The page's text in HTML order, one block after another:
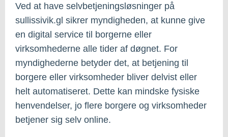
Ved at have selvbetjeningsløsninger på
sullissivik.gl sikrer myndigheden, at kunne give
en digital service til borgerne eller
virksomhederne alle tider af døgnet. For
myndighederne betyder det, at betjening til
borgere eller virksomheder bliver delvist eller
helt automatiseret. Dette kan mindske fysiske
henvendelser, jo flere borgere og virksomheder
betjener sig selv online.